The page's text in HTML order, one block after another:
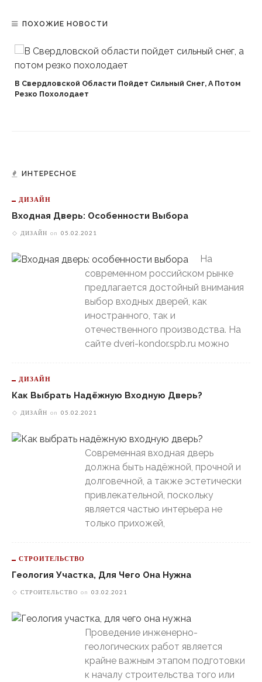
ПОХОЖИЕ НОВОСТИ
В Свердловской Области Пойдет Сильный Снег, А Потом
Резко Похолодает
ИНТЕРЕСНОЕ
ДИЗАЙН
Входная Дверь: Особенности Выбора
ДИЗАЙН on 05.02.2021
На
современном российском рынке
предлагается достойный внимания
выбор входных дверей, как
иностранного, так и
отечественного производства. На
сайте dveri-kondor.spb.ru можно
ДИЗАЙН
Как Выбрать Надёжную Входную Дверь?
ДИЗАЙН on 05.02.2021
Современная входная дверь
должна быть надёжной, прочной и
долговечной, а также эстетически
привлекательной, поскольку
является частью интерьера не
только прихожей,
СТРОИТЕЛЬСТВО
Геология Участка, Для Чего Она Нужна
СТРОИТЕЛЬСТВО on 03.02.2021
Проведение инженерно-
геологических работ является
крайне важным этапом подготовки
к началу строительства того или